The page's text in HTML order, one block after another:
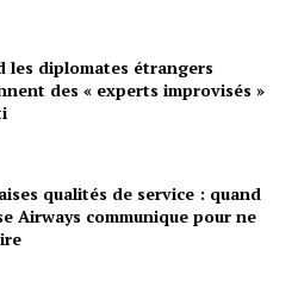
les diplomates étrangers
des « experts improvisés »
qualités de service : quand
Airways communique pour ne